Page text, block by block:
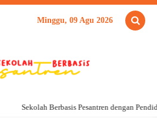
Minggu, 09 Agu 2026
Sekolah Berbasis Pesantren dengan